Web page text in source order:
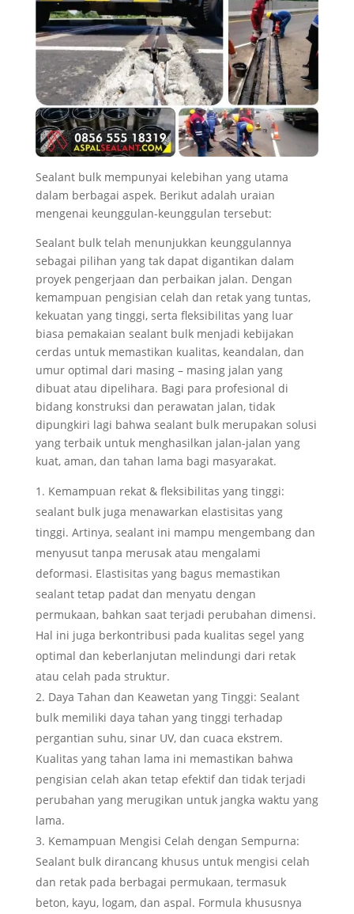
Sealant bulk mempunyai kelebihan yang utama
dalam berbagai aspek. Berikut adalah uraian
mengenai keunggulan-keunggulan tersebut:
Sealant bulk telah menunjukkan keunggulannya
sebagai pilihan yang tak dapat digantikan dalam
proyek pengerjaan dan perbaikan jalan. Dengan
kemampuan pengisian celah dan retak yang tuntas,
kekuatan yang tinggi, serta fleksibilitas yang luar
biasa pemakaian sealant bulk menjadi kebijakan
cerdas untuk memastikan kualitas, keandalan, dan
umur optimal dari masing – masing jalan yang
dibuat atau dipelihara. Bagi para profesional di
bidang konstruksi dan perawatan jalan, tidak
dipungkiri lagi bahwa sealant bulk merupakan solusi
yang terbaik untuk menghasilkan jalan-jalan yang
kuat, aman, dan tahan lama bagi masyarakat.
Kemampuan rekat & fleksibilitas yang tinggi:
sealant bulk juga menawarkan elastisitas yang
tinggi. Artinya, sealant ini mampu mengembang dan
menyusut tanpa merusak atau mengalami
deformasi. Elastisitas yang bagus memastikan
sealant tetap padat dan menyatu dengan
permukaan, bahkan saat terjadi perubahan dimensi.
Hal ini juga berkontribusi pada kualitas segel yang
optimal dan keberlanjutan melindungi dari retak
atau celah pada struktur.
Daya Tahan dan Keawetan yang Tinggi: Sealant
bulk memiliki daya tahan yang tinggi terhadap
pergantian suhu, sinar UV, dan cuaca ekstrem.
Kualitas yang tahan lama ini memastikan bahwa
pengisian celah akan tetap efektif dan tidak terjadi
perubahan yang merugikan untuk jangka waktu yang
lama.
Kemampuan Mengisi Celah dengan Sempurna:
Sealant bulk dirancang khusus untuk mengisi celah
dan retak pada berbagai permukaan, termasuk
beton, kayu, logam, dan aspal. Formula khususnya